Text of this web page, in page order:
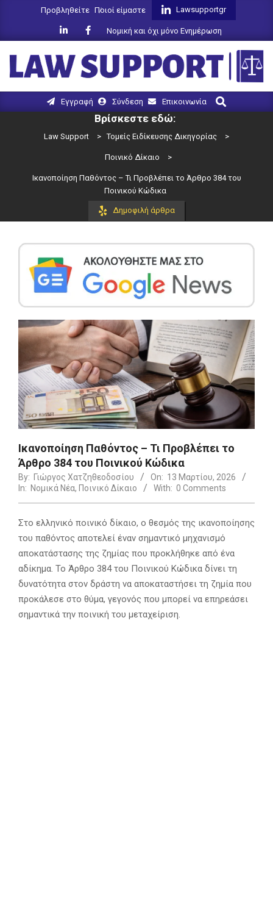
Προβληθείτε Ποιοί είμαστε Lawsupportgr
Νομική και όχι μόνο Ενημέρωση
LAW
SUPPORT
Navigation
Εγγραφή Σύνδεση Επικοινωνία
Search
Βρίσκεστε εδώ:
Law Support > Τομείς Ειδίκευσης Δικηγορίας >
Ποινικό Δίκαιο >
Ικανοποίηση Παθόντος – Τι Προβλέπει το Άρθρο 384 του
Ποινικού Κώδικα
Δημοφιλή άρθρα
Ικανοποίηση Παθόντος – Τι Προβλέπει το
Άρθρο 384 του Ποινικού Κώδικα
By: Γιώργος Χατζηθεοδοσίου On: 13 Μαρτίου, 2026
In: Νομικά Νέα, Ποινικό Δίκαιο With: 0 Comments
Στο ελληνικό ποινικό δίκαιο, ο θεσμός της ικανοποίησης
του παθόντος αποτελεί έναν σημαντικό μηχανισμό
αποκατάστασης της ζημίας που προκλήθηκε από ένα
αδίκημα. Το Άρθρο 384 του Ποινικού Κώδικα δίνει τη
δυνατότητα στον δράστη να αποκαταστήσει τη ζημία που
προκάλεσε στο θύμα, γεγονός που μπορεί να επηρεάσει
σημαντικά την ποινική του μεταχείριση.